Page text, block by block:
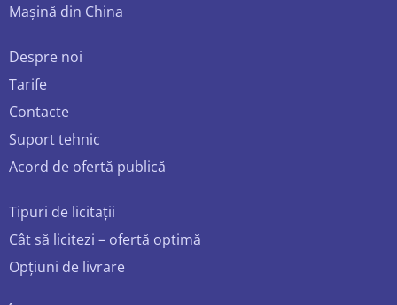
Mașină din China
Despre noi
Tarife
Contacte
Suport tehnic
Acord de ofertă publică
Tipuri de licitații
Cât să licitezi – ofertă optimă
Opțiuni de livrare